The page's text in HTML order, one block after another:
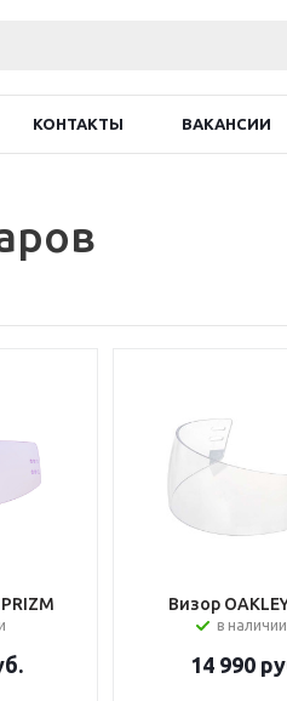
КОНТАКТЫ ВАКАНСИИ
Визор
в наличии
14 990